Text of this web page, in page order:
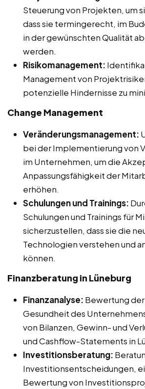
Steuerung von Projekten, um
dass sie termingerecht, im
in der gewünschten Qualität
werden.
Risikomanagement:
Management von
potenzielle Hindernisse zu
Change Management
Veränderungsmanagement:
bei der Implementierung von
im Unternehmen, um die
Anpassungsfähigkeit der
erhöhen.
Schulungen und Trainings:
Schulungen und Trainings für
sicherzustellen, dass sie die
Technologien verstehen und
können.
Finanzberatung in Lüneburg
Finanzanalyse: Bewertung
Gesundheit des
von Bilanzen, Gewinn- und
und Cashflow-Statements in
Investitionsberatung:
Investitionsentscheidungen,
Bewertung von